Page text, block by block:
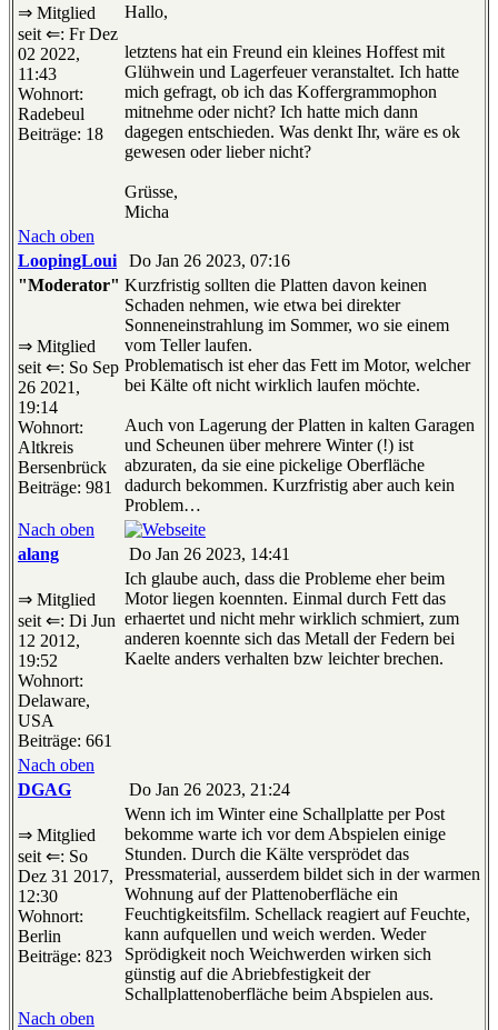
⇒ Mitglied
seit ⇐: Fr Dez
02 2022,
11:43
Wohnort:
Radebeul
Beiträge: 18
Hallo,
letztens hat ein Freund ein kleines Hoffest mit
Glühwein und Lagerfeuer veranstaltet. Ich hatte
mich gefragt, ob ich das Koffergrammophon
mitnehme oder nicht? Ich hatte mich dann
dagegen entschieden. Was denkt Ihr, wäre es ok
gewesen oder lieber nicht?
Grüsse,
Micha
Nach oben
LoopingLoui
Do Jan 26 2023, 07:16
"Moderator"
⇒ Mitglied
seit ⇐: So Sep
26 2021,
19:14
Wohnort:
Altkreis
Bersenbrück
Beiträge: 981
Kurzfristig sollten die Platten davon keinen
Schaden nehmen, wie etwa bei direkter
Sonneneinstrahlung im Sommer, wo sie einem
vom Teller laufen.
Problematisch ist eher das Fett im Motor, welcher
bei Kälte oft nicht wirklich laufen möchte.
Auch von Lagerung der Platten in kalten Garagen
und Scheunen über mehrere Winter (!) ist
abzuraten, da sie eine pickelige Oberfläche
dadurch bekommen. Kurzfristig aber auch kein
Problem…
Nach oben
alang
Do Jan 26 2023, 14:41
⇒ Mitglied
seit ⇐: Di Jun
12 2012,
19:52
Wohnort:
Delaware,
USA
Beiträge: 661
Ich glaube auch, dass die Probleme eher beim
Motor liegen koennten. Einmal durch Fett das
erhaertet und nicht mehr wirklich schmiert, zum
anderen koennte sich das Metall der Federn bei
Kaelte anders verhalten bzw leichter brechen.
Nach oben
DGAG
Do Jan 26 2023, 21:24
⇒ Mitglied
seit ⇐: So
Dez 31 2017,
12:30
Wohnort:
Berlin
Beiträge: 823
Wenn ich im Winter eine Schallplatte per Post
bekomme warte ich vor dem Abspielen einige
Stunden. Durch die Kälte versprödet das
Pressmaterial, ausserdem bildet sich in der warmen
Wohnung auf der Plattenoberfläche ein
Feuchtigkeitsfilm. Schellack reagiert auf Feuchte,
kann aufquellen und weich werden. Weder
Sprödigkeit noch Weichwerden wirken sich
günstig auf die Abriebfestigkeit der
Schallplattenoberfläche beim Abspielen aus.
Nach oben